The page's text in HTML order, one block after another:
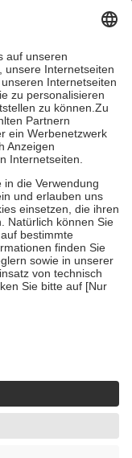
davon als Zuzahlung
in Höhe von zehn
fünf Euround
als die tatsächlichen
Apotheken.
beträgt die
Euro je
eigene Gesundheit zu
zu unterstützen,
18. Lebensjahr
die von der
für die
echte Bewertungen
künstlicher